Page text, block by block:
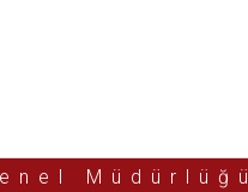
Müdürlüğü